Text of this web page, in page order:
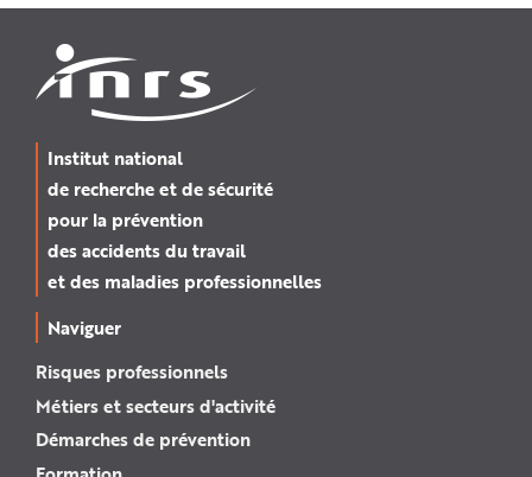
Institut national
de recherche et de sécurité
pour la prévention
des accidents du travail
et des maladies professionnelles
Naviguer
Risques professionnels
Métiers et secteurs d'activité
Démarches de prévention